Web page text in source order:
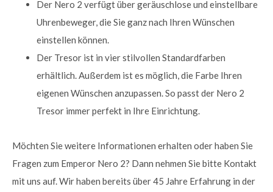
Der Nero 2 verfügt über geräuschlose und einstellbare
Uhrenbeweger, die Sie ganz nach Ihren Wünschen
einstellen können.
Der Tresor ist in vier stilvollen Standardfarben
erhältlich. Außerdem ist es möglich, die Farbe Ihren
eigenen Wünschen anzupassen. So passt der Nero 2
Tresor immer perfekt in Ihre Einrichtung.
Möchten Sie weitere Informationen erhalten oder haben Sie
Fragen zum Emperor Nero 2? Dann nehmen Sie bitte Kontakt
mit uns auf. Wir haben bereits über 45 Jahre Erfahrung in der